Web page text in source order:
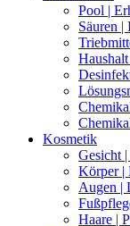
Pool |
Säuren |
Kosmetik
Gesicht
Körper |
Augen |
Haare |